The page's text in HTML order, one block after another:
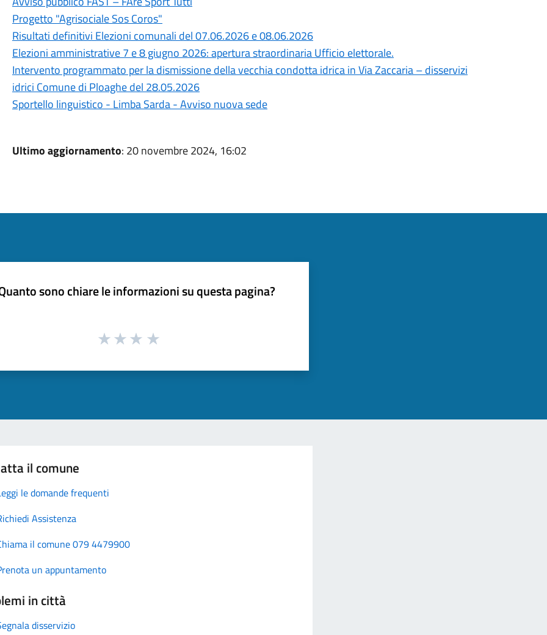
Progetto "Agrisociale Sos Coros"
Risultati definitivi Elezioni comunali del 07.06.2026 e 08.06.2026
Elezioni amministrative 7 e 8 giugno 2026: apertura straordinaria Ufficio elettorale.
Intervento programmato per la dismissione della vecchia condotta idrica in Via Zaccaria – disservizi
idrici Comune di Ploaghe del 28.05.2026
Sportello linguistico - Limba Sarda - Avviso nuova sede
Ultimo aggiornamento: 20 novembre 2024, 16:02
sono chiare le informazioni su questa pagina?
il comune
le domande frequenti
Assistenza
il comune 079 4479900
un appuntamento
in città
disservizio